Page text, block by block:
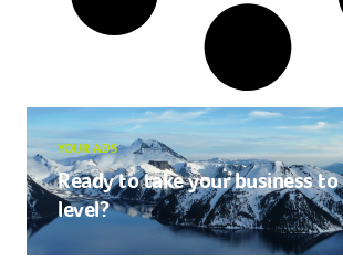
YOUR ADS
Ready to take your business
level?